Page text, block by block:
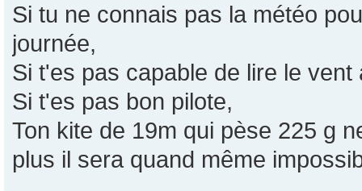
Si tu ne connais pas la météo
journée,
Si t'es pas capable de lire le
Si t'es pas bon pilote,
Ton kite de 19m qui pèse 225 g
plus il sera quand même